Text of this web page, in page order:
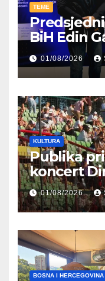
TEME
BiH Edin
01/08/2026
KULTURA
Publika
koncert
Koševu
01/08/2026
BOSNA I HERCEGOVINA